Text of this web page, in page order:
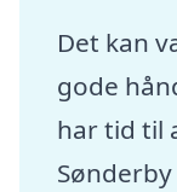
Det kan
gode
har tid til